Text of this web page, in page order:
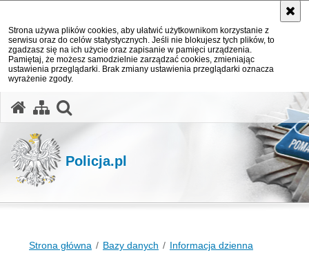
Strona używa plików cookies, aby ułatwić użytkownikom korzystanie z
serwisu oraz do celów statystycznych. Jeśli nie blokujesz tych plików, to
zgadzasz się na ich użycie oraz zapisanie w pamięci urządzenia.
Pamiętaj, że możesz samodzielnie zarządzać cookies, zmieniając
ustawienia przeglądarki. Brak zmiany ustawienia przeglądarki oznacza
wyrażenie zgody.
Policja.pl
Strona główna Bazy danych
Informacja dzienna